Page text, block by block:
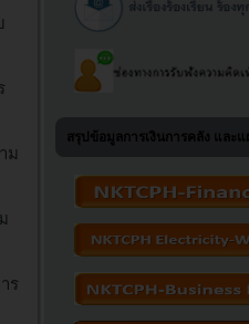
ม
ร
สรุปข้อมูลการเงินการคลัง และแ